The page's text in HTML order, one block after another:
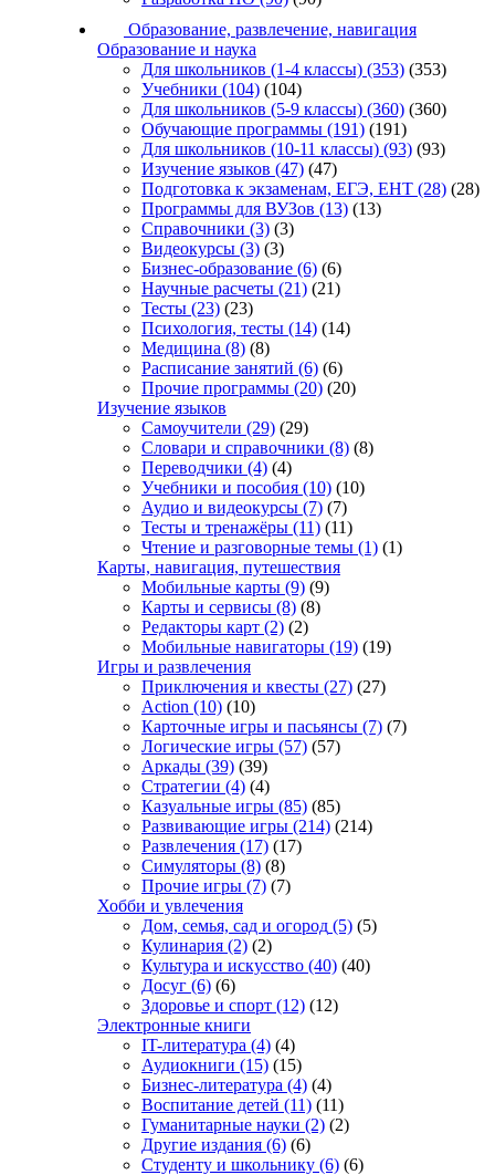
Образование, развлечение, навигация
Образование и наука
Для школьников (1-4 классы) (353) (353)
Учебники (104) (104)
Для школьников (5-9 классы) (360) (360)
Обучающие программы (191) (191)
Для школьников (10-11 классы) (93) (93)
Изучение языков (47) (47)
Подготовка к экзаменам, ЕГЭ, ЕНТ (28) (28)
Программы для ВУЗов (13) (13)
Справочники (3) (3)
Видеокурсы (3) (3)
Бизнес-образование (6) (6)
Научные расчеты (21) (21)
Тесты (23) (23)
Психология, тесты (14) (14)
Медицина (8) (8)
Расписание занятий (6) (6)
Прочие программы (20) (20)
Изучение языков
Самоучители (29) (29)
Словари и справочники (8) (8)
Переводчики (4) (4)
Учебники и пособия (10) (10)
Аудио и видеокурсы (7) (7)
Тесты и тренажёры (11) (11)
Чтение и разговорные темы (1) (1)
Карты, навигация, путешествия
Мобильные карты (9) (9)
Карты и сервисы (8) (8)
Редакторы карт (2) (2)
Мобильные навигаторы (19) (19)
Игры и развлечения
Приключения и квесты (27) (27)
Action (10) (10)
Карточные игры и пасьянсы (7) (7)
Логические игры (57) (57)
Аркады (39) (39)
Стратегии (4) (4)
Казуальные игры (85) (85)
Развивающие игры (214) (214)
Развлечения (17) (17)
Симуляторы (8) (8)
Прочие игры (7) (7)
Хобби и увлечения
Дом, семья, сад и огород (5) (5)
Кулинария (2) (2)
Культура и искусство (40) (40)
Досуг (6) (6)
Здоровье и спорт (12) (12)
Электронные книги
IT-литература (4) (4)
Аудиокниги (15) (15)
Бизнес-литература (4) (4)
Воспитание детей (11) (11)
Гуманитарные науки (2) (2)
Другие издания (6) (6)
Студенту и школьнику (6) (6)